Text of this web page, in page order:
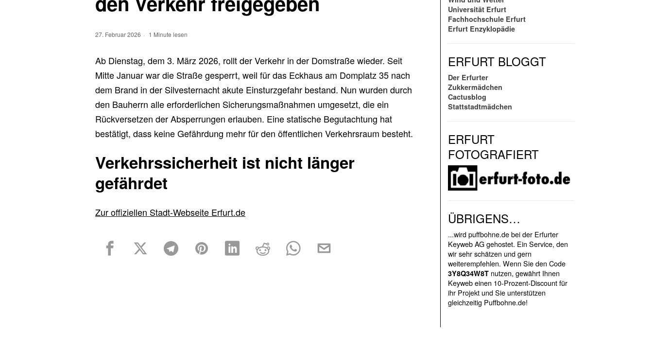
27. Februar 2026 1 Minute lesen
Ab Dienstag, dem 3. März 2026, rollt der Verkehr in der Domstraße wieder. Seit
Mitte Januar war die Straße gesperrt, weil für das Eckhaus am Domplatz 35 nach
dem Brand in der Silvesternacht akute Einsturzgefahr bestand. Nun wurden durch
den Bauherrn alle erforderlichen Sicherungsmaßnahmen umgesetzt, die ein
Rückversetzen der Absperrungen erlauben. Eine statische Begutachtung hat
bestätigt, dass keine Gefährdung mehr für den öffentlichen Verkehrsraum besteht.
Verkehrssicherheit ist nicht länger
gefährdet
Zur offiziellen Stadt-Webseite Erfurt.de
Universität Erfurt
Fachhochschule Erfurt
Erfurt Enzyklopädie
ERFURT BLOGGT
Der Erfurter
Zukkermädchen
Cactusblog
Stattstadtmädchen
ERFURT
FOTOGRAFIERT
ÜBRIGENS…
...wird puffbohne.de bei der Erfurter
Keyweb AG gehostet. Ein Service, den
wir sehr schätzen und gern
weiterempfehlen. Wenn Sie den Code
3Y8Q34W8T nutzen, gewährt Ihnen
Keyweb einen 10-Prozent-Discount für
ihr Projekt und Sie unterstützen
gleichzeitig Puffbohne.de!